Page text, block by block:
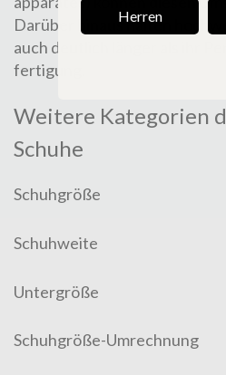
Darüber hinaus halten
auch deutlich länger als ihr
fer­ti­gung.
Weitere Kategorien
Schuhe
Schuhgröße
Schuhweite
Untergröße
Schuhgröße-Umrechnung
Herren